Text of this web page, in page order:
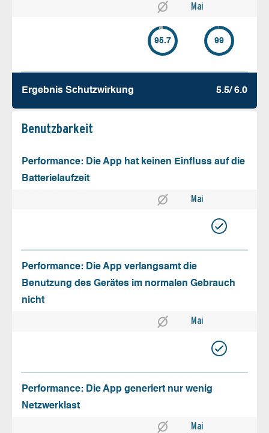
Mai
95.7 99
Ergebnis Schutz­wirkung 5.5/ 6.0
Benutz­barkeit
Performance: Die App hat keinen Einfluss auf die
Batterielaufzeit
Mai
Performance: Die App verlangsamt die
Benutzung des Gerätes im normalen Gebrauch
nicht
Mai
Performance: Die App generiert nur wenig
Netzwerklast
Mai